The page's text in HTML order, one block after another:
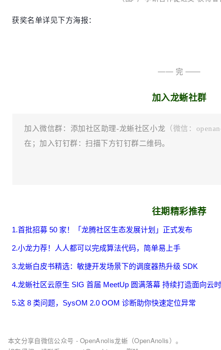
获奖名单详见下方海报：
—— 完 ——
加入龙蜥社群
加入微信群：添加社区助理-龙蜥社区小龙 （微信：
在；加入钉钉群：扫描下方钉钉群二维码。
往期精彩推荐
1.首批招募 50 家！「龙腾社区生态发展计划」正式发布
2.小龙力荐！人人都可以完成算法代码，简单易上手
3.龙蜥白皮书精选：敏捷开发场景下的调度器热升级 SDK
4.龙蜥社区云原生 SIG 首届 MeetUp 圆满落幕 持续打造面向云
5.这 8 类问题，SysOM 2.0 OOM 诊断助你快速定位异常
本文分享自微信公众号 - OpenAnolis龙蜥（OpenAnolis）。